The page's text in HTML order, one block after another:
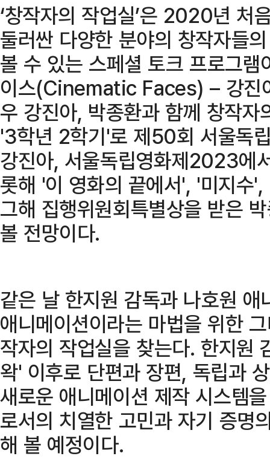
‘창작자의 작업실’은 2020년 처
둘러싼 다양한 분야의 창작자들
볼 수 있는 스페셜 토크 프로그
이스(Cinematic Faces) – 강진
우 강진아, 박종환과 함께 창작
'3학년 2학기'로 제50회 서울독
강진아, 서울독립영화제2023에
롯해 '이 영화의 끝에서', '미지수
그해 집행위원회특별상을 받은
볼 전망이다.
같은 날 한지원 감독과 나호원
애니메이션이라는 마법을 위한
작자의 작업실을 찾는다. 한지원
왁' 이후로 단편과 장편, 독립과
새로운 애니메이션 제작 시스템
로서의 치열한 고민과 자기 증명
해 볼 예정이다.